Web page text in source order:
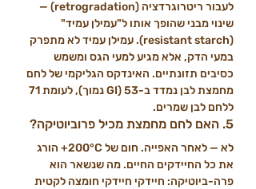
לעבור ריטרוגרדציה (retrogradation) —
שינוי מבני שהופך אותו ל"עמילן עמיד"
(resistant starch). עמילן עמיד לא מתפרק
במעי הדק, אלא מגיע למעי הגס ומשמש
כסיבים תזונתיים. האינדקס הגליקמי של לחם
ללחם לבן שמרים.
5. האם לחם מחמצת מכיל פרוביוטיקה?
לא — לאחר האפייה. חום של 200°C+ הורג
את כל החיידקים החיים. מה שנשאר הוא
פרה-ביוטיקה: חיידקי חיידקי חומצה לקטית